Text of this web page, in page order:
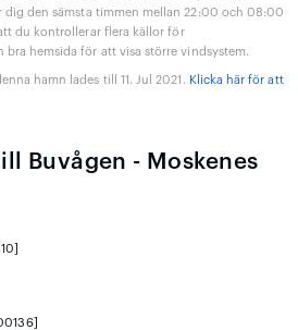
dig den sämsta timmen mellan 22:00 och 08:00
du kontrollerar flera källor för
bra hemsida för att visa större vindsystem.
hamn lades till 11. Jul 2021. Klicka här för att
Buvågen - Moskenes